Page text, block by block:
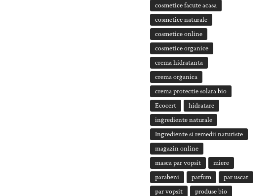
cosmetice facute acasa
cosmetice naturale
cosmetice online
cosmetice organice
crema hidratanta
crema organica
crema protectie solara bio
Ecocert hidratare
ingrediente naturale
Ingrediente si remedii naturiste
magazin online
masca par vopsit miere
parabeni parfum par uscat
par vopsit produse bio